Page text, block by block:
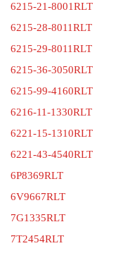
6215-21-8001RLT
6215-28-8011RLT
6215-29-8011RLT
6215-36-3050RLT
6215-99-4160RLT
6216-11-1330RLT
6221-15-1310RLT
6221-43-4540RLT
6P8369RLT
6V9667RLT
7G1335RLT
7T2454RLT